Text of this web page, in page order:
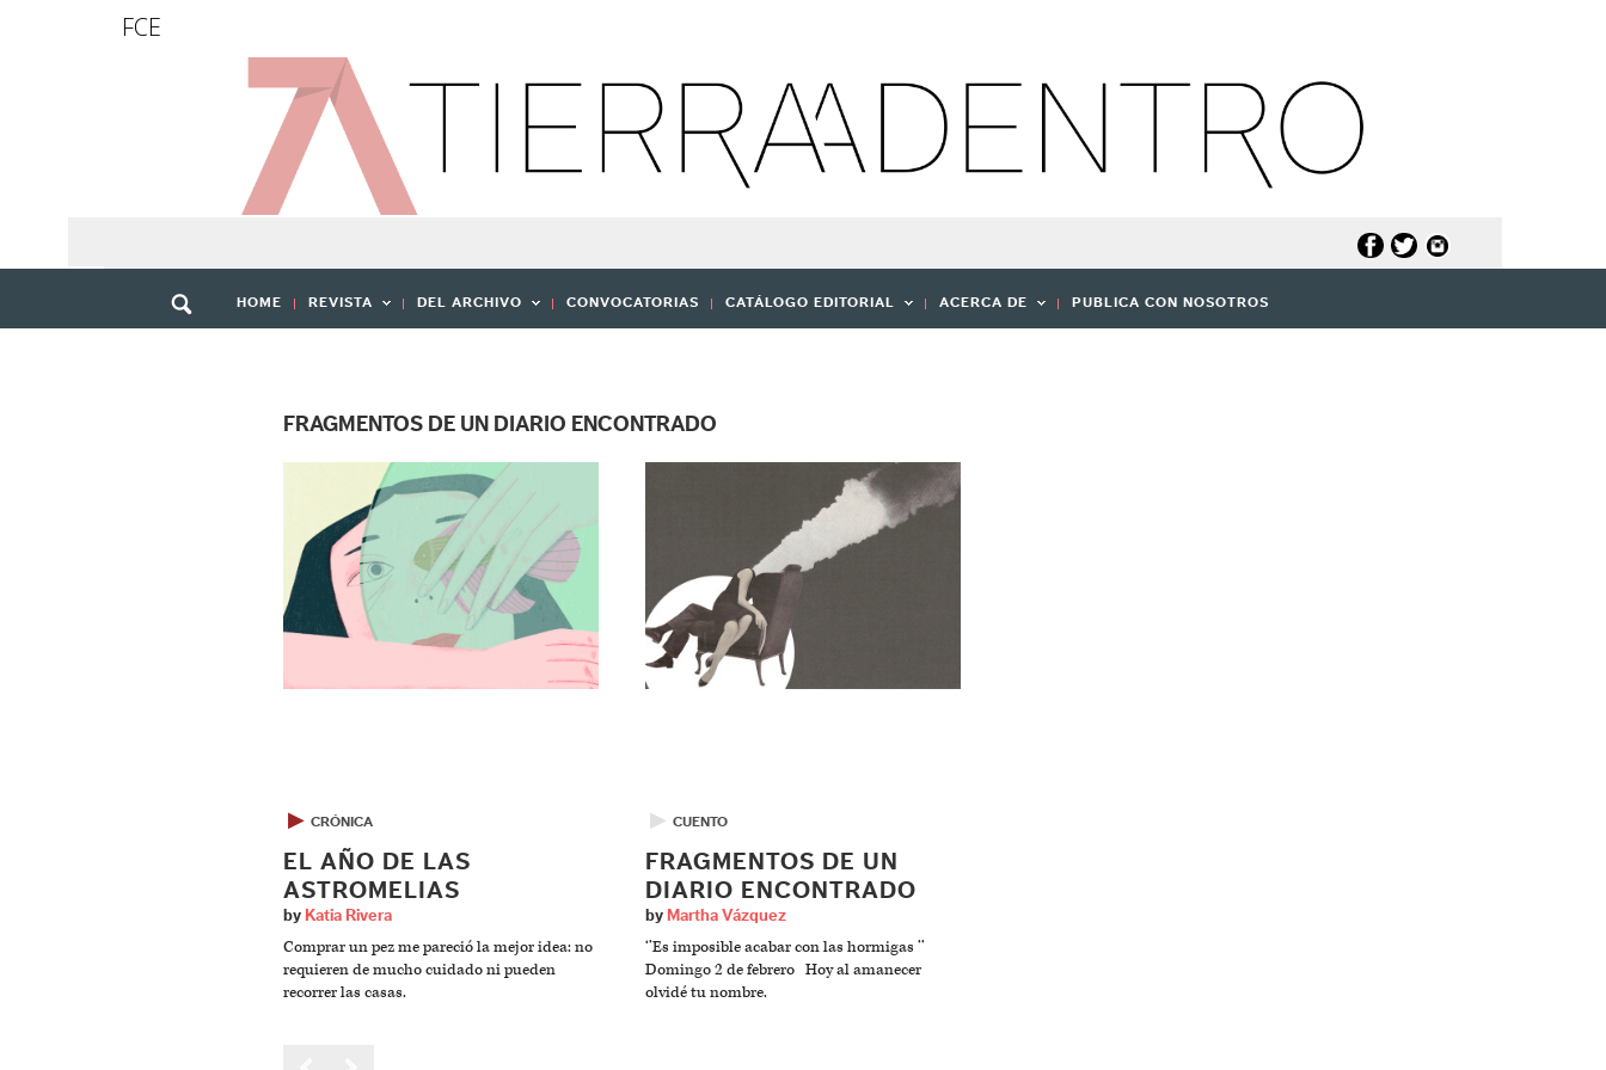
FCE
HOME REVISTA DEL ARCHIVO CONVOCATORIAS CATÁLOGO EDITORIAL ACERCA DE PUBLICA CON NOSOTROS
FRAGMENTOS DE UN DIARIO ENCONTRADO
▶ CRÓNICA
EL AÑO DE LAS
ASTROMELIAS
by Katia Rivera
Comprar un pez me pareció la mejor idea: no
requieren de mucho cuidado ni pueden
recorrer las casas.
▶ CUENTO
FRAGMENTOS DE UN
DIARIO ENCONTRADO
by Martha Vázquez
‘’Es imposible acabar con las hormigas ’’
Domingo 2 de febrero Hoy al amanecer
olvidé tu nombre.